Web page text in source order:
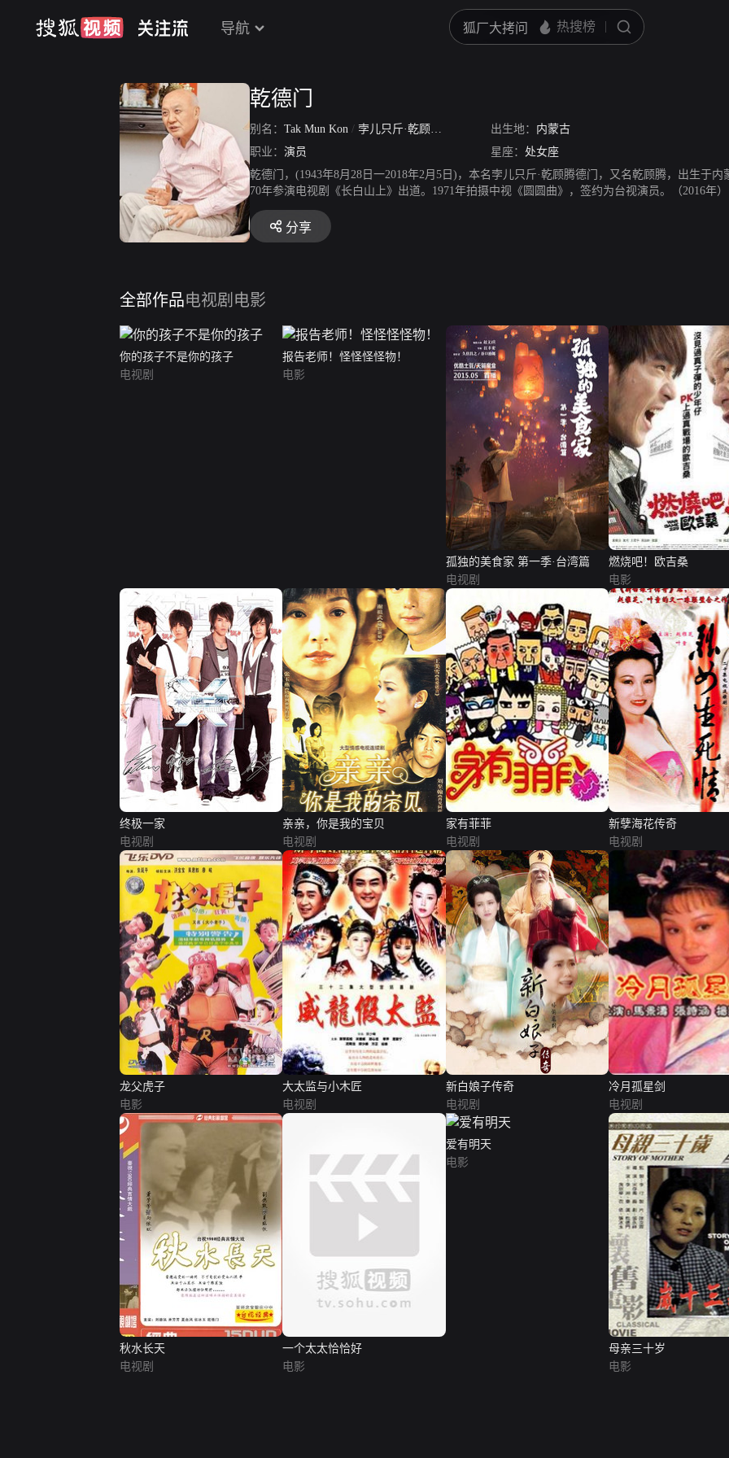
导航
乾德门
别名： Tak Mun Kon / 孛儿只斤·乾顾腾德门 乾爸/乾顾腾/干德门
出生地： 内蒙古
职业： 演员 星座： 处女座
乾德门，(1943年8月28日一2018年2月5日)，本名孛儿只斤·乾顾腾德门，又名乾顾腾，出生于
70年参演电视剧《长白山上》出道。1971年拍摄中视《圆圆曲》，签约为台视演员。（2016年
剧及电影更是不计其数，为演艺界的老前辈。为人熟知的角色有《新白娘子传奇》中的法海和
《新白娘子传奇》的经典法海扮相现身浙江卫视《我不是明星第三季》。2018年2月5日，乾德
分享
全部作品电视剧 电影
你的孩子不是你的孩子
电视剧
报告老师！怪怪怪怪物！
电影
孤独的美食家 第一季·台湾篇
电视剧
燃烧吧！欧吉桑
电影
终极一家
电视剧
亲亲，你是我的宝贝
电视剧
家有菲菲
电视剧
新孽海花传奇
电视剧
龙父虎子
电影
大太监与小木匠
电视剧
新白娘子传奇
电视剧
冷月孤星剑
电视剧
秋水长天
电视剧
一个太太恰恰好
电影
爱有明天
电影
母亲三十岁
电影